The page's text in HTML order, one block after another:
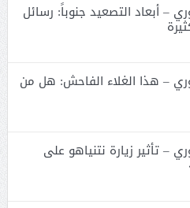
– أبعاد التصعيد جنوباً: رسائل
– هذا الغلاء الفاحش: هل من
– تأثير زيارة نتنياهو على